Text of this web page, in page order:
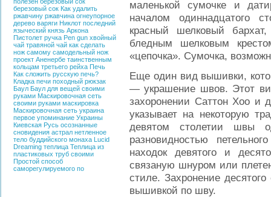
березовый сок Как удалить
ржавчину ржавчина огнеупорное
дерево варяги Никлот последний
языческий князь Аркона
Пистолет ручка Pen gun хвойный
чай травяной чай как сделать
нож самому самодельный нож
проект Аненербе таинственным
кольцам третьего рейха Печь
Как сложить русскую печь?
Кладка печи походный рюкзак
Баул Баул для вещей своими
руками Маскировочная сеть
своими руками маскировка
Маскировочная сеть украина
первое упоминание Украины
Киевская Русь осознанные
сновидения астрал нетленное
тело буддийского монаха Lucid
Dreaming теплица Теплица из
пластиковых труб своими
Простой способ
саморегулируемого по
маленькой сумочке и
началом одиннадцатого
красный шелковый
бледным шелковым
«цепочка». Сумочка,
Еще один вид вышивки,
— украшение швов. Этот
захоронении Саттон Хоо и
указывает на некоторую
девятом столетии швы
разновидностью
находок девятого и
связаную шнуром или
стиле. Захронение
вышивкой по шву.